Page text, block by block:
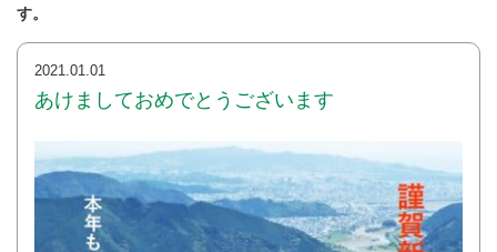
す。
2021.01.01
あけましておめでとうございます